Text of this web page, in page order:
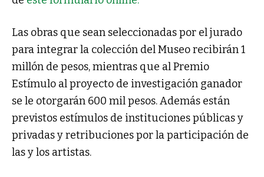
Las obras que sean seleccionadas por el jurado
para integrar la colección del Museo recibirán 1
millón de pesos, mientras que al Premio
Estímulo al proyecto de investigación ganador
se le otorgarán 600 mil pesos. Además están
previstos estímulos de instituciones públicas y
privadas y retribuciones por la participación de
las y los artistas.